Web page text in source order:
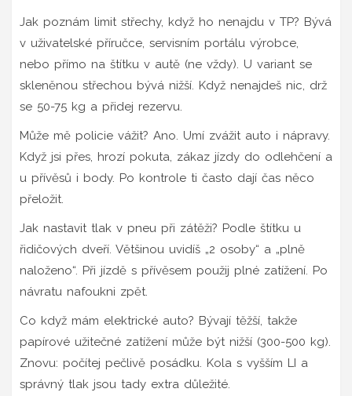
Jak poznám limit střechy, když ho nenajdu v TP? Bývá
v uživatelské příručce, servisním portálu výrobce,
nebo přímo na štítku v autě (ne vždy). U variant se
skleněnou střechou bývá nižší. Když nenajdeš nic, drž
se 50-75 kg a přidej rezervu.
Může mě policie vážit? Ano. Umí zvážit auto i nápravy.
Když jsi přes, hrozí pokuta, zákaz jízdy do odlehčení a
u přívěsů i body. Po kontrole ti často dají čas něco
přeložit.
Jak nastavit tlak v pneu při zátěži? Podle štítku u
řidičových dveří. Většinou uvidíš „2 osoby“ a „plně
naloženo“. Při jízdě s přívěsem použij plné zatížení. Po
návratu nafoukni zpět.
Co když mám elektrické auto? Bývají těžší, takže
papírové užitečné zatížení může být nižší (300-500 kg).
Znovu: počítej pečlivě posádku. Kola s vyšším LI a
správný tlak jsou tady extra důležité.